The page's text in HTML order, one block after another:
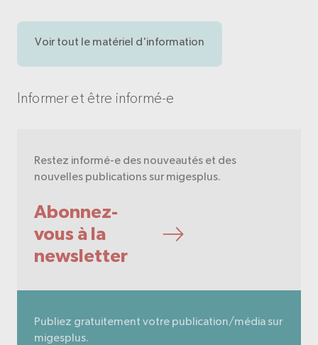
Voir tout le matériel d'information
Informer et être informé-e
Restez informé-e des nouveautés et des
nouvelles publications sur migesplus.
Abonnez-
vous à la
newsletter
Publiez gratuitement votre publication/média sur
migesplus.